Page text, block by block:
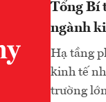
Tổng Bí
ngành
Hạ tầng
kinh tế
trường